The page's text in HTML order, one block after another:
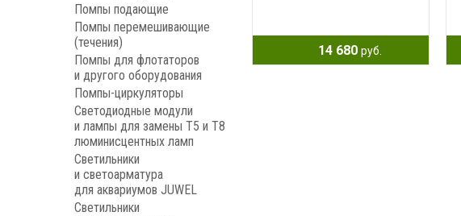
Помпы подающие
Помпы перемешивающие
(течения)
Помпы для флотаторов
и другого оборудования
Помпы-циркуляторы
Светодиодные модули
и лампы для замены Т5 и Т8
люминисцентных ламп
Светильники
и светоарматура
для аквариумов JUWEL
Светильники
14 680 руб.